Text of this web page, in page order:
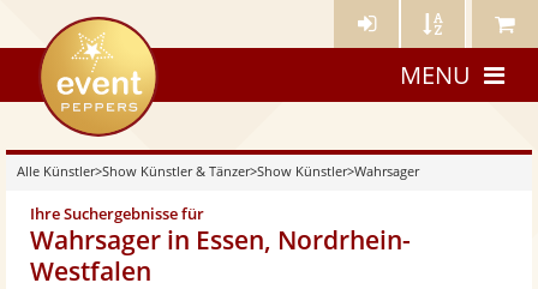
Künstler- Künstler Meine
eventpeppers
MENU
Alle Künstler>Show Künstler & Tänzer>Show Künstler>Wahrsager
Ihre Suchergebnisse für
Wahrsager in Essen, Nordrhein-
Westfalen